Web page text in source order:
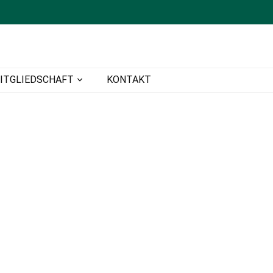
KONTAKT